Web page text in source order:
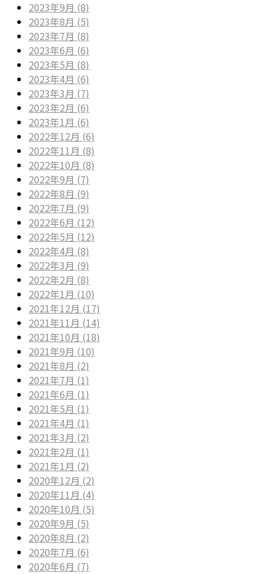
2023年9月 (8)
2023年8月 (5)
2023年7月 (8)
2023年6月 (6)
2023年5月 (8)
2023年4月 (6)
2023年3月 (7)
2023年2月 (6)
2023年1月 (6)
2022年12月 (6)
2022年11月 (8)
2022年10月 (8)
2022年9月 (7)
2022年8月 (9)
2022年7月 (9)
2022年6月 (12)
2022年5月 (12)
2022年4月 (8)
2022年3月 (9)
2022年2月 (8)
2022年1月 (10)
2021年12月 (17)
2021年11月 (14)
2021年10月 (18)
2021年9月 (10)
2021年8月 (2)
2021年7月 (1)
2021年6月 (1)
2021年5月 (1)
2021年4月 (1)
2021年3月 (2)
2021年2月 (1)
2021年1月 (2)
2020年12月 (2)
2020年11月 (4)
2020年10月 (5)
2020年9月 (5)
2020年8月 (2)
2020年7月 (6)
2020年6月 (7)